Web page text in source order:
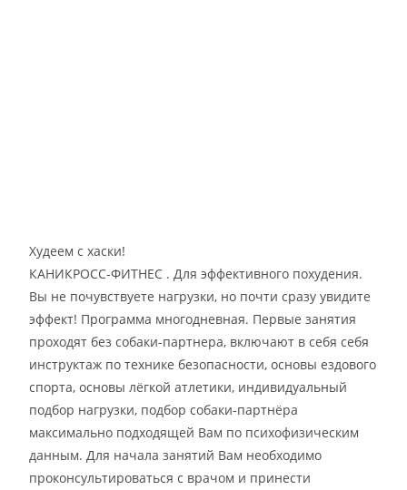
Худеем с хаски!
КАНИКРОСС-ФИТНЕС . Для эффективного похудения.
Вы не почувствуете нагрузки, но почти сразу увидите
эффект! Программа многодневная. Первые занятия
проходят без собаки-партнера, включают в себя себя
инструктаж по технике безопасности, основы ездового
спорта, основы лёгкой атлетики, индивидуальный
подбор нагрузки, подбор собаки-партнёра
максимально подходящей Вам по психофизическим
данным. Для начала занятий Вам необходимо
проконсультироваться с врачом и принести